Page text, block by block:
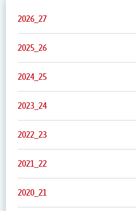
2026_27
2025_26
2024_25
2023_24
2022_23
2021_22
2020_21